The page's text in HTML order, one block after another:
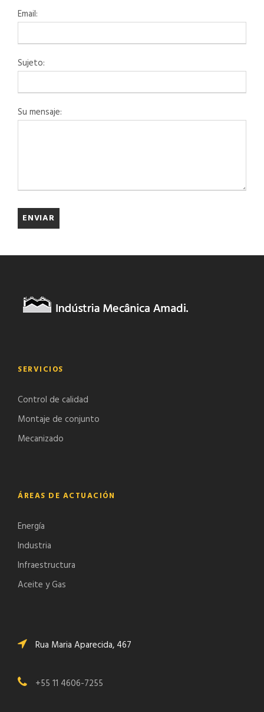
Email:
Sujeto:
Su mensaje:
SERVICIOS
Control de calidad
Montaje de conjunto
Mecanizado
ÁREAS DE ACTUACIÓN
Energía
Industria
Infraestructura
Aceite y Gas
Rua Maria Aparecida, 467
+55 11 4606-7255